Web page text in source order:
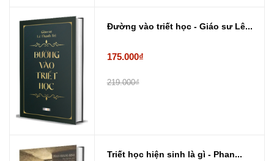
Đường vào triết học - Giáo sư Lê...
175.000₫
219.000₫
Triết học hiện sinh là gì - Phan...